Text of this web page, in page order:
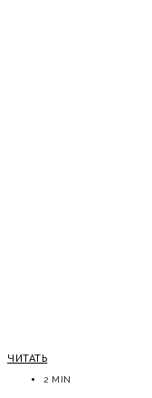
ЧИТАТЬ
2 MIN